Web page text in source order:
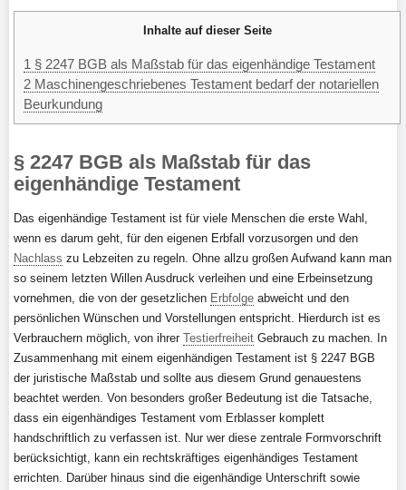
Inhalte auf dieser Seite
1 § 2247 BGB als Maßstab für das eigenhändige Testament
2 Maschinengeschriebenes Testament bedarf der notariellen
Beurkundung
§ 2247 BGB als Maßstab für das
eigenhändige Testament
Das eigenhändige Testament ist für viele Menschen die erste Wahl,
wenn es darum geht, für den eigenen Erbfall vorzusorgen und den
Nachlass zu Lebzeiten zu regeln. Ohne allzu großen Aufwand kann man
so seinem letzten Willen Ausdruck verleihen und eine Erbeinsetzung
vornehmen, die von der gesetzlichen Erbfolge abweicht und den
persönlichen Wünschen und Vorstellungen entspricht. Hierdurch ist es
Verbrauchern möglich, von ihrer Testierfreiheit Gebrauch zu machen. In
Zusammenhang mit einem eigenhändigen Testament ist § 2247 BGB
der juristische Maßstab und sollte aus diesem Grund genauestens
beachtet werden. Von besonders großer Bedeutung ist die Tatsache,
dass ein eigenhändiges Testament vom Erblasser komplett
handschriftlich zu verfassen ist. Nur wer diese zentrale Formvorschrift
berücksichtigt, kann ein rechtskräftiges eigenhändiges Testament
errichten. Darüber hinaus sind die eigenhändige Unterschrift sowie